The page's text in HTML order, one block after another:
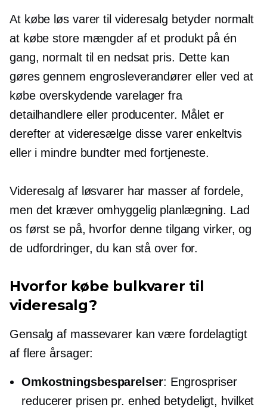
At købe løs varer til videresalg betyder normalt
at købe store mængder af et produkt på én
gang, normalt til en nedsat pris. Dette kan
gøres gennem engrosleverandører eller ved at
købe overskydende varelager fra
detailhandlere eller producenter. Målet er
derefter at videresælge disse varer enkeltvis
eller i mindre bundter med fortjeneste.
Videresalg af løsvarer har masser af fordele,
men det kræver omhyggelig planlægning. Lad
os først se på, hvorfor denne tilgang virker, og
de udfordringer, du kan stå over for.
Hvorfor købe bulkvarer til
videresalg?
Gensalg af massevarer kan være fordelagtigt
af flere årsager:
Omkostningsbesparelser: Engrospriser
reducerer prisen pr. enhed betydeligt, hvilket